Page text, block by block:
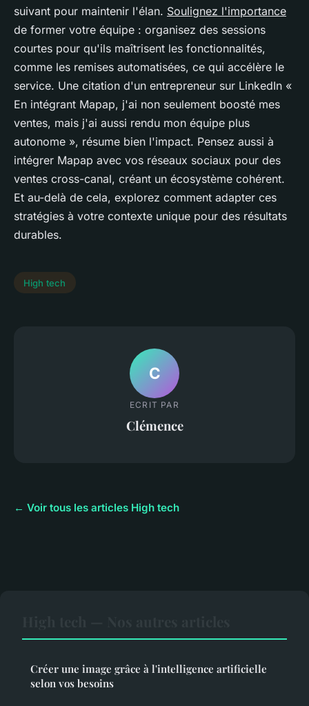
suivant pour maintenir l'élan. Soulignez l'importance
de former votre équipe : organisez des sessions
courtes pour qu'ils maîtrisent les fonctionnalités,
comme les remises automatisées, ce qui accélère le
service. Une citation d'un entrepreneur sur LinkedIn «
En intégrant Mapap, j'ai non seulement boosté mes
ventes, mais j'ai aussi rendu mon équipe plus
autonome », résume bien l'impact. Pensez aussi à
intégrer Mapap avec vos réseaux sociaux pour des
ventes cross-canal, créant un écosystème cohérent.
Et au-delà de cela, explorez comment adapter ces
stratégies à votre contexte unique pour des résultats
durables.
High tech
C
ECRIT PAR
Clémence
← Voir tous les articles High tech
Créer une image grâce à l'intelligence artificielle
selon vos besoins